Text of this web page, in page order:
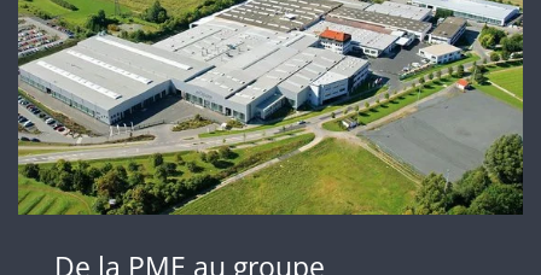
De la PME au groupe